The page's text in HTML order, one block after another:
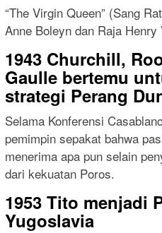
“The Virgin Queen” (Sang
Anne Boleyn dan Raja Henry
1943 Churchill,
Gaulle bertemu
strategi Perang
Selama Konferensi
pemimpin sepakat bahwa
menerima apa pun selain
dari kekuatan Poros.
1953 Tito menjadi
Yugoslavia